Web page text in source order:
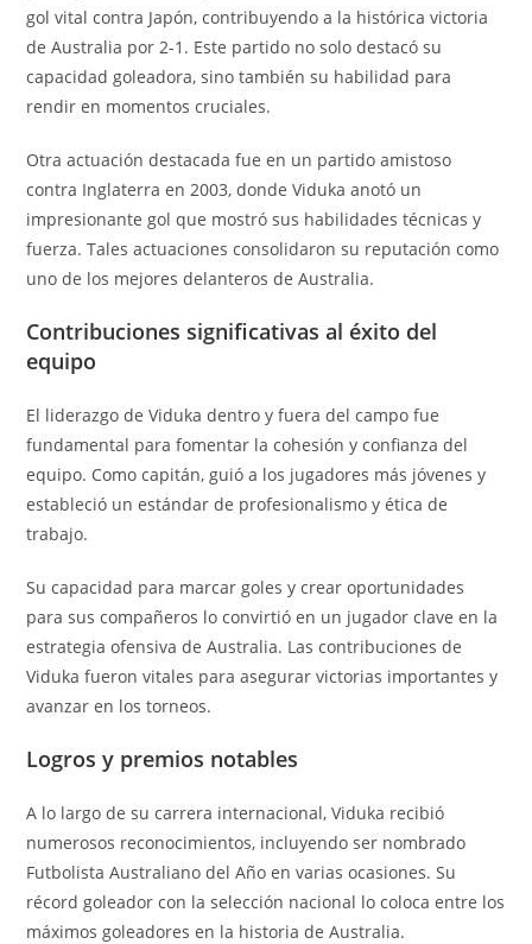
gol vital contra Japón, contribuyendo a la histórica victoria
de Australia por 2-1. Este partido no solo destacó su
capacidad goleadora, sino también su habilidad para
rendir en momentos cruciales.
Otra actuación destacada fue en un partido amistoso
contra Inglaterra en 2003, donde Viduka anotó un
impresionante gol que mostró sus habilidades técnicas y
fuerza. Tales actuaciones consolidaron su reputación como
uno de los mejores delanteros de Australia.
Contribuciones significativas al éxito del
equipo
El liderazgo de Viduka dentro y fuera del campo fue
fundamental para fomentar la cohesión y confianza del
equipo. Como capitán, guió a los jugadores más jóvenes y
estableció un estándar de profesionalismo y ética de
trabajo.
Su capacidad para marcar goles y crear oportunidades
para sus compañeros lo convirtió en un jugador clave en la
estrategia ofensiva de Australia. Las contribuciones de
Viduka fueron vitales para asegurar victorias importantes y
avanzar en los torneos.
Logros y premios notables
A lo largo de su carrera internacional, Viduka recibió
numerosos reconocimientos, incluyendo ser nombrado
Futbolista Australiano del Año en varias ocasiones. Su
récord goleador con la selección nacional lo coloca entre los
máximos goleadores en la historia de Australia.